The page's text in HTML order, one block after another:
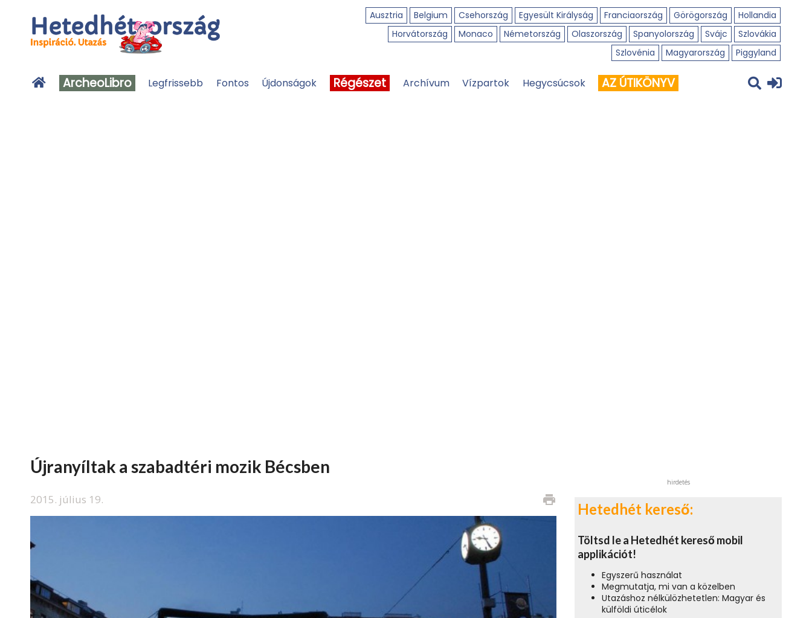
Ausztria Belgium Csehország Egyesült Királyság Franciaország Görögország
Hollandia
Horvátország
Monaco Németország Olaszország Spanyolország Svájc
Szlovákia
Szlovénia
Magyarország Piggyland
ArcheoLibro Legfrissebb Fontos Újdonságok Régészet Archívum Vízpartok Hegycsúcsok AZ ÚTIKÖNYV
Újranyíltak a szabadtéri mozik Bécsben
2015. július 19. print
hirdetés
Hetedhét kereső:
Töltsd le a Hetedhét kereső mobil
applikációt!
Egyszerű használat
Megmutatja, mi van a közelben
Utazáshoz nélkülözhetetlen: Magyar és
külföldi úticélok